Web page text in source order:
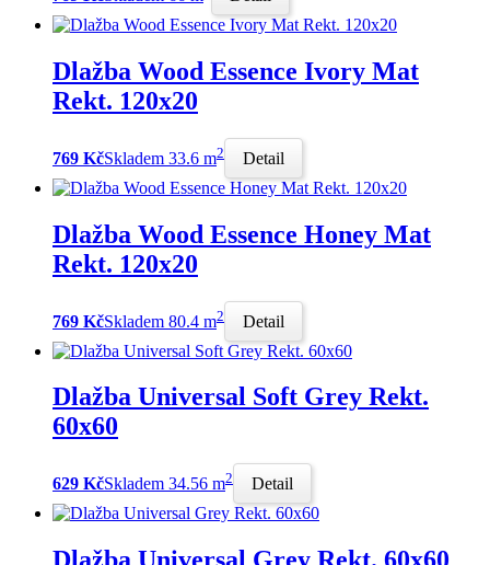
Dlažba Wood Essence Ivory Mat
Rekt. 120x20
769 KčSkladem 33.6 m2 Detail
Dlažba Wood Essence Honey Mat
Rekt. 120x20
769 KčSkladem 80.4 m2 Detail
Dlažba Universal Soft Grey Rekt.
60x60
629 KčSkladem 34.56 m2 Detail